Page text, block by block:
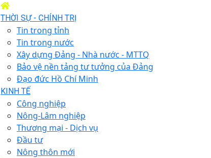
THỜI SỰ - CHÍNH TRỊ
Tin trong tỉnh
Tin trong nước
Xây dựng Đảng - Nhà nước - MTTQ
Bảo vệ nền tảng tư tưởng của Đảng
Đạo đức Hồ Chí Minh
KINH TẾ
Công nghiệp
Nông-Lâm nghiệp
Thương mại - Dịch vụ
Đầu tư
Nông thôn mới